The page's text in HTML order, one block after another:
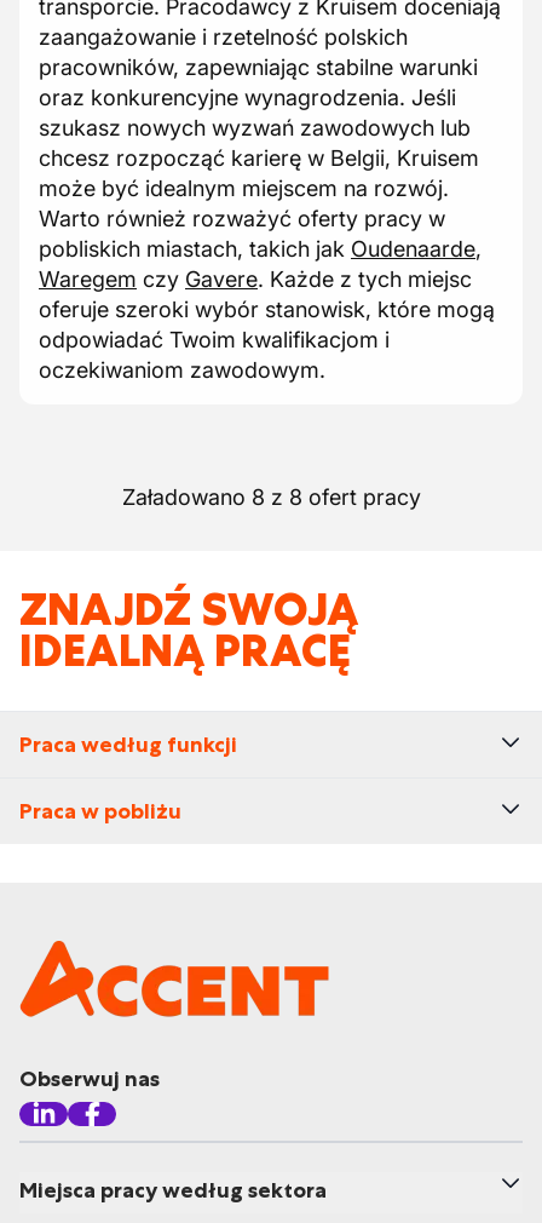
transporcie. Pracodawcy z Kruisem doceniają
zaangażowanie i rzetelność polskich
pracowników, zapewniając stabilne warunki
oraz konkurencyjne wynagrodzenia. Jeśli
szukasz nowych wyzwań zawodowych lub
chcesz rozpocząć karierę w Belgii, Kruisem
może być idealnym miejscem na rozwój.
Warto również rozważyć oferty pracy w
pobliskich miastach, takich jak Oudenaarde,
Waregem czy Gavere. Każde z tych miejsc
oferuje szeroki wybór stanowisk, które mogą
odpowiadać Twoim kwalifikacjom i
oczekiwaniom zawodowym.
Załadowano 8 z 8 ofert pracy
ZNAJDŹ SWOJĄ
IDEALNĄ PRACĘ
Praca według funkcji
Praca w pobliżu
Obserwuj nas
Miejsca pracy według sektora